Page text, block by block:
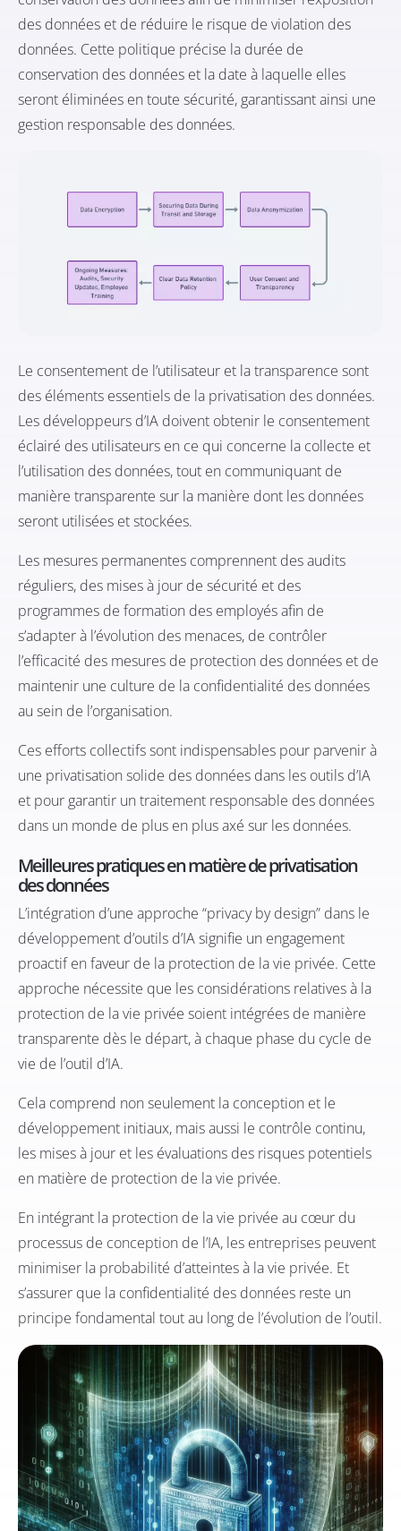
des données et de réduire le risque de violation des
données. Cette politique précise la durée de
conservation des données et la date à laquelle elles
seront éliminées en toute sécurité, garantissant ainsi une
gestion responsable des données.
Le consentement de l’utilisateur et la transparence sont
des éléments essentiels de la privatisation des données.
Les développeurs d’IA doivent obtenir le consentement
éclairé des utilisateurs en ce qui concerne la collecte et
l’utilisation des données, tout en communiquant de
manière transparente sur la manière dont les données
seront utilisées et stockées.
Les mesures permanentes comprennent des audits
réguliers, des mises à jour de sécurité et des
programmes de formation des employés afin de
s’adapter à l’évolution des menaces, de contrôler
l’efficacité des mesures de protection des données et de
maintenir une culture de la confidentialité des données
au sein de l’organisation.
Ces efforts collectifs sont indispensables pour parvenir à
une privatisation solide des données dans les outils d’IA
et pour garantir un traitement responsable des données
dans un monde de plus en plus axé sur les données.
Meilleures pratiques en matière de privatisation
des données
L’intégration d’une approche “privacy by design” dans le
développement d’outils d’IA signifie un engagement
proactif en faveur de la protection de la vie privée. Cette
approche nécessite que les considérations relatives à la
protection de la vie privée soient intégrées de manière
transparente dès le départ, à chaque phase du cycle de
vie de l’outil d’IA.
Cela comprend non seulement la conception et le
développement initiaux, mais aussi le contrôle continu,
les mises à jour et les évaluations des risques potentiels
en matière de protection de la vie privée.
En intégrant la protection de la vie privée au cœur du
processus de conception de l’IA, les entreprises peuvent
minimiser la probabilité d’atteintes à la vie privée. Et
s’assurer que la confidentialité des données reste un
principe fondamental tout au long de l’évolution de l’outil.